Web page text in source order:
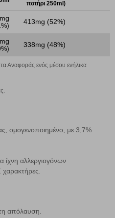
ποτήρι 250ml)
413mg (52%)
338mg (48%)
Αναφοράς ενός μέσου ενήλικα
ομογενοποιημένο, με 3,7%
ίχνη αλλεργιογόνων
απόλαυση.
Πάντα Ενεργό
ρυθμίσεων